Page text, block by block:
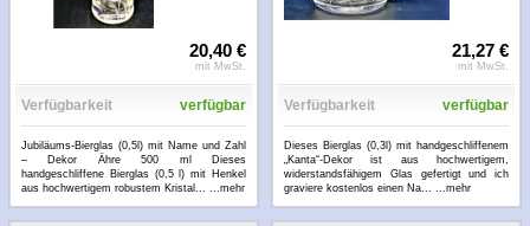
20,40 €
mit MwSt.
Verfügbarkeit verfügbar
Jubiläums-Bierglas (0,5l) mit Name und Zahl
– Dekor Ähre 500 ml Dieses
handgeschliffene Bierglas (0,5 l) mit Henkel
aus hochwertigem robustem Kristal... ...mehr
21,27 €
mit MwSt.
Verfügbarkeit verfügbar
Dieses Bierglas (0,3l) mit handgeschliffenem
„Kanta“-Dekor ist aus hochwertigem,
widerstandsfähigem Glas gefertigt und ich
graviere kostenlos einen Na... ...mehr